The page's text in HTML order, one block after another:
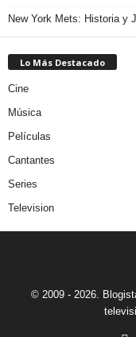
New York Mets: Historia y
Lo Más Destacado
Cine
Música
Películas
Cantantes
Series
Television
© 2009 - 2026.